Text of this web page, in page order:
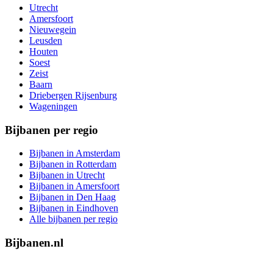
Utrecht
Amersfoort
Nieuwegein
Leusden
Houten
Soest
Zeist
Baarn
Driebergen Rijsenburg
Wageningen
Bijbanen per regio
Bijbanen in Amsterdam
Bijbanen in Rotterdam
Bijbanen in Utrecht
Bijbanen in Amersfoort
Bijbanen in Den Haag
Bijbanen in Eindhoven
Alle bijbanen per regio
Bijbanen.nl